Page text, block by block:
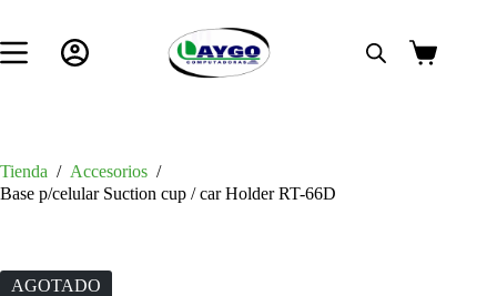
contenido
Carro
Tienda / Accesorios /
Base p/celular Suction cup / car Holder RT-66D
AGOTADO